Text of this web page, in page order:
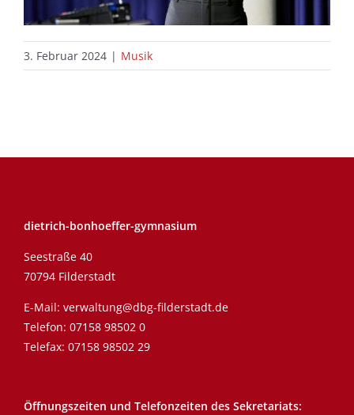
3. Februar 2024 | Musik
dietrich-bonhoeffer-gymnasium
Seestraße 40
70794 Filderstadt
E-Mail: verwaltung@dbg-filderstadt.de
Telefon: 07158 98502 0
Telefax: 07158 98502 29
Öffnungszeiten und Telefonzeiten des Sekretariats: